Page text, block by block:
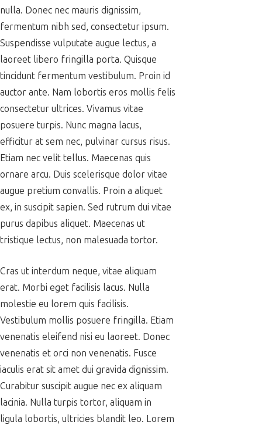
nulla. Donec nec mauris dignissim,
fermentum nibh sed, consectetur ipsum.
Suspendisse vulputate augue lectus, a
laoreet libero fringilla porta. Quisque
tincidunt fermentum vestibulum. Proin id
auctor ante. Nam lobortis eros mollis felis
consectetur ultrices. Vivamus vitae
posuere turpis. Nunc magna lacus,
efficitur at sem nec, pulvinar cursus risus.
Etiam nec velit tellus. Maecenas quis
ornare arcu. Duis scelerisque dolor vitae
augue pretium convallis. Proin a aliquet
ex, in suscipit sapien. Sed rutrum dui vitae
purus dapibus aliquet. Maecenas ut
tristique lectus, non malesuada tortor.
Cras ut interdum neque, vitae aliquam
erat. Morbi eget facilisis lacus. Nulla
molestie eu lorem quis facilisis.
Vestibulum mollis posuere fringilla. Etiam
venenatis eleifend nisi eu laoreet. Donec
venenatis et orci non venenatis. Fusce
iaculis erat sit amet dui gravida dignissim.
Curabitur suscipit augue nec ex aliquam
lacinia. Nulla turpis tortor, aliquam in
ligula lobortis, ultricies blandit leo. Lorem